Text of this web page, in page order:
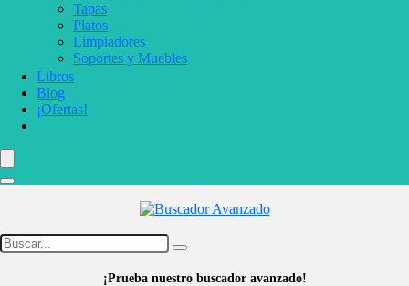
Tapas
Platos
Limpiadores
Soportes y Muebles
Libros
Blog
¡Ofertas!
¡Prueba nuestro buscador avanzado!